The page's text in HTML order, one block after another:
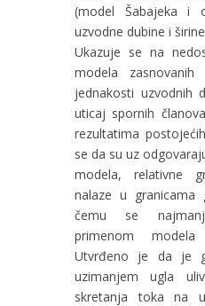
(model Šabajeka i
uzvodne dubine i
Ukazuje se na
modela
jednakosti uzvodnih
uticaj spornih
rezultatima
se da su uz
modela, relativne
nalaze u granicama
čemu se
primenom
Utvrđeno je da je
uzimanjem ugla
skretanja toka na